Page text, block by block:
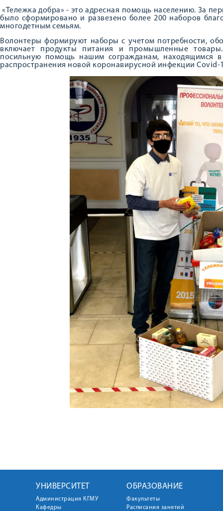
«Тележка добра» - это адресная помощь населению. За
было сформировано и развезено более 200 наборов
многодетным семьям.
Волонтеры формируют наборы с учетом потребности,
включает продукты питания и промышленные
посильную помощь нашим согражданам, находящимся
распространения новой коронавирусной инфекции
УНИВЕРСИТЕТ
Администрация КГМУ
Кафедры
ОБРАЗОВАНИЕ
Факультеты
Расписания занятий